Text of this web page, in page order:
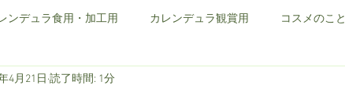
ンデュラ食用・加工用 カレンデュラ観賞用 コスメのこと
果樹 食用菜の花
4月21日 読了時間: 1分